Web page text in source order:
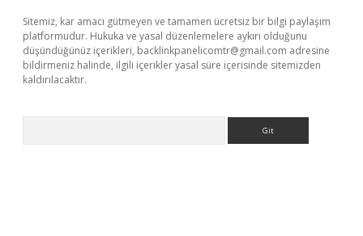
Sitemiz, kar amacı gütmeyen ve tamamen ücretsiz bir bilgi paylaşım
platformudur. Hukuka ve yasal düzenlemelere aykırı olduğunu
düşündüğünüz içerikleri, backlinkpanelicomtr@gmail.com adresine
bildirmeniz halinde, ilgili içerikler yasal süre içerisinde sitemizden
kaldırılacaktır.